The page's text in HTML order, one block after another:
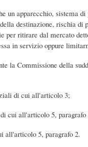
un apparecchio, sistema
destinazione, rischia di
per ritirare dal mercato
in servizio oppure
la Commissione della
di cui all'articolo 3;
cui all'articolo 5, paragrafo
all'articolo 5, paragrafo 2.